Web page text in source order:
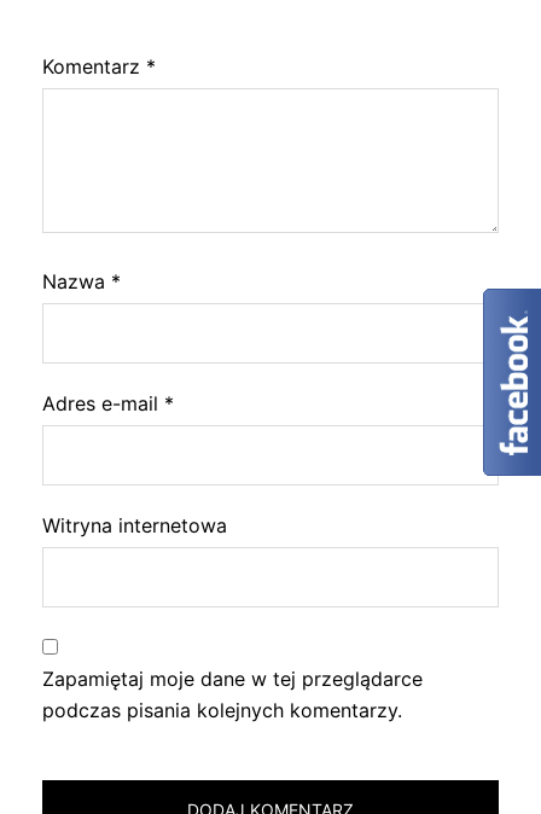
Komentarz *
Nazwa *
Adres e-mail *
Witryna internetowa
Zapamiętaj moje dane w tej przeglądarce
podczas pisania kolejnych komentarzy.